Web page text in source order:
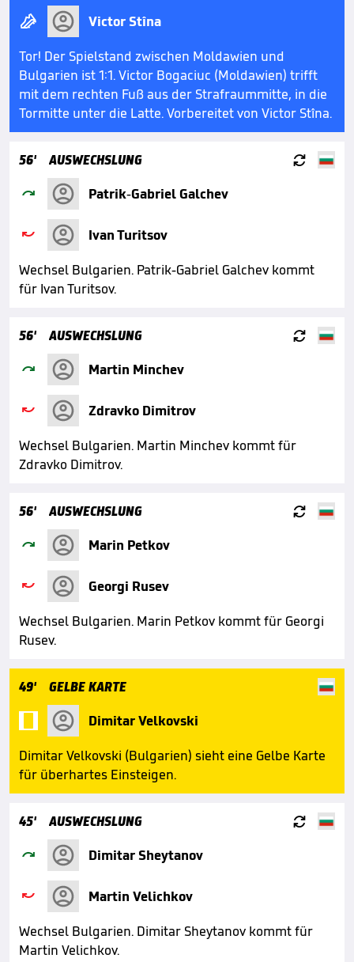

Victor Stîna
Tor! Der Spielstand zwischen Moldawien und
Bulgarien ist 1:1. Victor Bogaciuc (Moldawien) trifft
mit dem rechten Fuß aus der Strafraummitte, in die
Tormitte unter die Latte. Vorbereitet von Victor Stîna.
56' AUSWECHSLUNG 
 Patrik-Gabriel Galchev

Ivan Turitsov
Wechsel Bulgarien. Patrik-Gabriel Galchev kommt
für Ivan Turitsov.
56' AUSWECHSLUNG 
 Martin Minchev

Zdravko Dimitrov
Wechsel Bulgarien. Martin Minchev kommt für
Zdravko Dimitrov.
56' AUSWECHSLUNG 
 Marin Petkov

Georgi Rusev
Wechsel Bulgarien. Marin Petkov kommt für Georgi
Rusev.
49' GELBE KARTE
Dimitar Velkovski
Dimitar Velkovski (Bulgarien) sieht eine Gelbe Karte
für überhartes Einsteigen.
45' AUSWECHSLUNG 
 Dimitar Sheytanov

Martin Velichkov
Wechsel Bulgarien. Dimitar Sheytanov kommt für
Martin Velichkov.